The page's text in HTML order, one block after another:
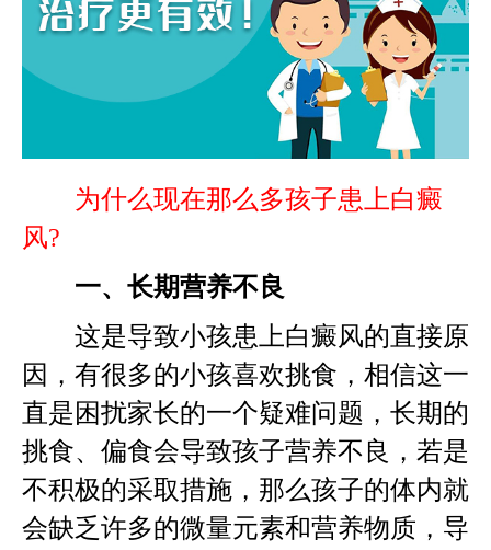
为什么现在那么多孩子患上白癜
风?
一、长期营养不良
这是导致小孩患上白癜风的直接原
因，有很多的小孩喜欢挑食，相信这一
直是困扰家长的一个疑难问题，长期的
挑食、偏食会导致孩子营养不良，若是
不积极的采取措施，那么孩子的体内就
会缺乏许多的微量元素和营养物质，导